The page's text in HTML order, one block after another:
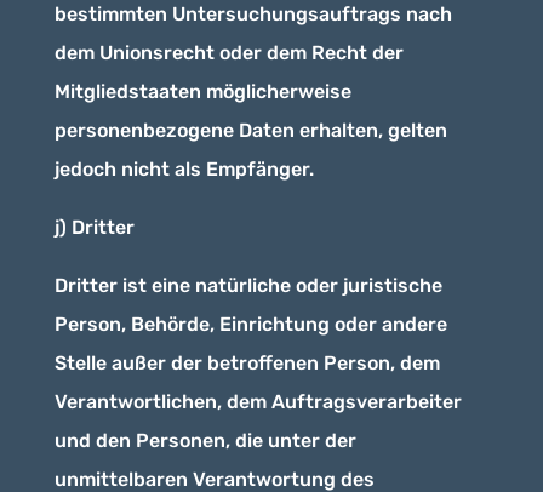
bestimmten Untersuchungsauftrags nach
dem Unionsrecht oder dem Recht der
Mitgliedstaaten möglicherweise
personenbezogene Daten erhalten, gelten
jedoch nicht als Empfänger.
j) Dritter
Dritter ist eine natürliche oder juristische
Person, Behörde, Einrichtung oder andere
Stelle außer der betroffenen Person, dem
Verantwortlichen, dem Auftragsverarbeiter
und den Personen, die unter der
unmittelbaren Verantwortung des